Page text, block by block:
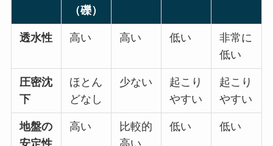
（礫）
透水性 高い 高い 低い
非常に
低い
圧密沈
下
ほとん
どなし
少ない
起こり
やすい
起こり
やすい
地盤の
高い
比較的
低い 低い